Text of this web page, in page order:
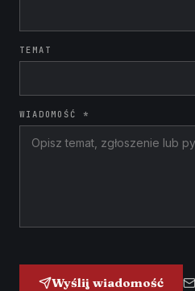
TEMAT
WIADOMOŚĆ *
Wyślij wiadomość